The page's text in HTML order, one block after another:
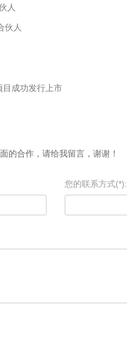
人
伙人
目成功发行上市
的合作，请给我留言，谢谢！
您的联系方式(*):